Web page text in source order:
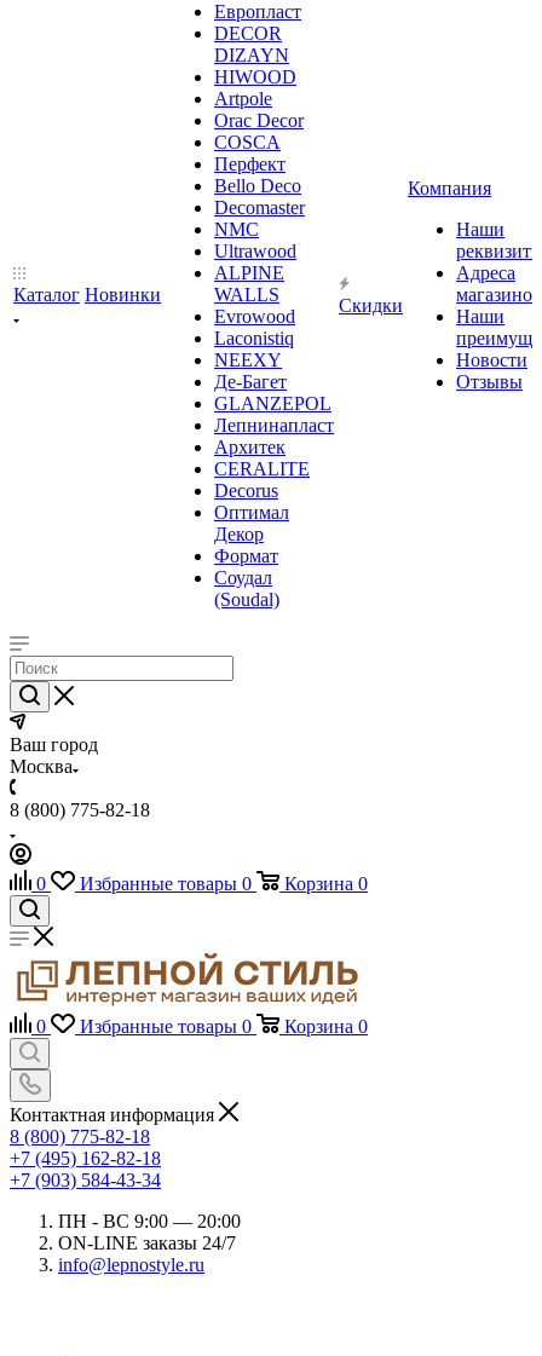
Каталог Новинки
Европласт
DECOR
DIZAYN
HIWOOD
Artpole
Orac Decor
COSCA
Перфект
Bello Deco
Decomaster
NMС
Ultrawood
ALPINE
WALLS
Evrowood
Laconistiq
NEEXY
Де-Багет
GLANZEPOL
Лепнинапласт
Архитек
CERALITE
Decorus
Оптимал
Декор
Формат
Соудал
(Soudal)
Скидки
Компания
Наши
Адреса
магазинов
Наши
Новости
Отзывы
Ваш город
Москва
8 (800) 775-82-18
0 Избранные товары 0 Корзина 0
0 Избранные товары 0 Корзина 0
Контактная информация
8 (800) 775-82-18
+7 (495) 162-82-18
+7 (903) 584-43-34
ПН - ВС 9:00 — 20:00
ON-LINE заказы 24/7
info@lepnostyle.ru